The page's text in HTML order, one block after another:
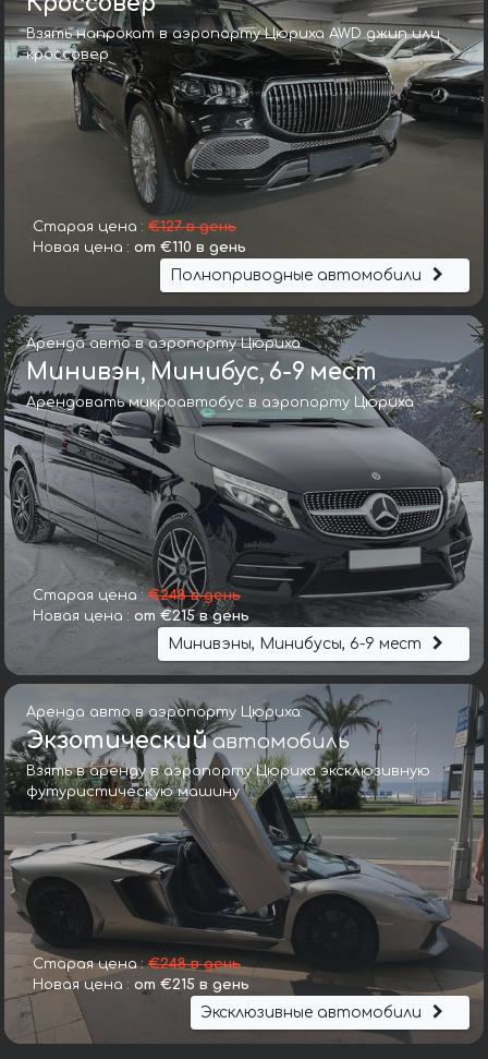
Взять напрокат в аэропорту Цюриха AWD джип или
кроссовер
Старая цена : €127 в день
Новая цена : от €110 в день
Полноприводные автомобили
Аренда авто в аэропорту Цюриха:
Минивэн, Минибус, 6-9 мест
Арендовать микроавтобус в аэропорту Цюриха
Старая цена :€248 в день
Новая цена : от €215 в день
Минивэны, Минибусы, 6-9 мест
Аренда авто в аэропорту Цюриха:
Экзотическийавтомобиль
Взять в аренду в аэропорту Цюриха эксклюзивную
футуристическую машину
Старая цена :€248 в день
Новая цена : от €215 в день
Эксклюзивные автомобили